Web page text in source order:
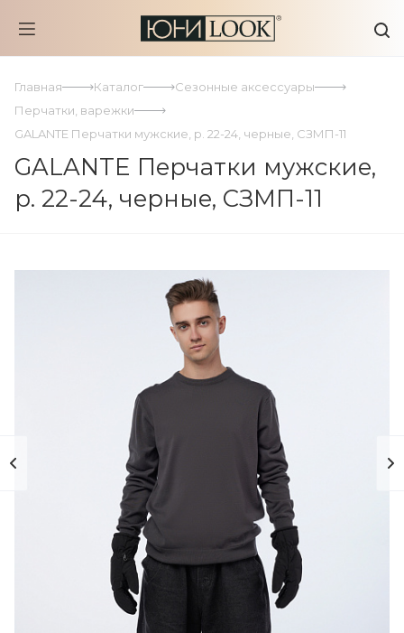
Главная Каталог
Сезонные аксессуары
Перчатки, варежки
GALANTE Перчатки мужские, р. 22-24, черные, СЗМП-11
GALANTE Перчатки мужские,
р. 22-24, черные, СЗМП-11